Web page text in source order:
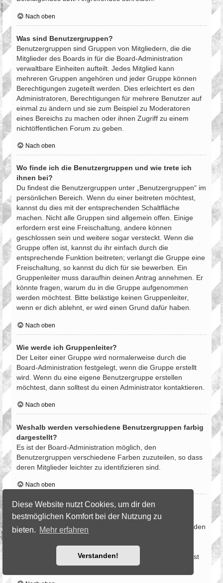
Diese Website nutzt Cookies, um dir den
bestmöglichen Komfort bei der Nutzung zu
bieten. Mehr erfahren
Verstanden!
Nach oben
Was sind Benutzergruppen?
Benutzergruppen sind Gruppen von Mitgliedern, die die
Mitglieder des Boards in für die Board-Administration
verwaltbare Einheiten aufteilt. Jedes Mitglied kann
mehreren Gruppen angehören und jeder Gruppe können
Berechtigungen zugeteilt werden. Dies erleichtert es den
Administratoren, Berechtigungen für mehrere Benutzer auf
einmal zu ändern und sie zum Beispiel zu Moderatoren
eines Bereichs zu machen oder ihnen Zugriff zu einem
nichtöffentlichen Forum zu geben.
Nach oben
Wo finde ich die Benutzergruppen und wie trete ich
ihnen bei?
Du findest die Benutzergruppen unter „Benutzergruppen“ im
persönlichen Bereich. Wenn du einer beitreten möchtest,
kannst du dies mit der entsprechenden Schaltfläche
machen. Nicht alle Gruppen sind allgemein offen. Einige
erfordern erst eine Freischaltung, andere können
geschlossen sein und weitere sogar versteckt. Wenn die
Gruppe offen ist, kannst du ihr einfach durch die
entsprechende Funktion beitreten; verlangt die Gruppe eine
Freischaltung, so kannst du dich für sie bewerben. Ein
Gruppenleiter muss daraufhin deinen Antrag annehmen. Er
könnte fragen, warum du in die Gruppe aufgenommen
werden möchtest. Bitte belästige keinen Gruppenleiter,
wenn er dich ablehnt, er wird einen Grund dafür haben.
Nach oben
Wie werde ich Gruppenleiter?
Der Leiter einer Gruppe wird normalerweise durch die
Board-Administration festgelegt, wenn die Gruppe erstellt
wird. Wenn du eine eigene Benutzergruppe erstellen
möchtest, dann solltest du einen Administrator kontaktieren.
Nach oben
Weshalb werden verschiedene Benutzergruppen farbig
dargestellt?
Es ist der Board-Administration möglich, den
Benutzergruppen verschiedene Farben zuzuteilen, so dass
deren Mitglieder leichter zu identifizieren sind.
Nach oben
Was ist eine Hauptgruppe?
Wenn du Mitglied in mehr als einer Benutzergruppe bist,
dient die Hauptgruppe dazu, deine Gruppenfarbe sowie den
festzulegen. Ein Administrator kann dir die Berechtigung
geben, deine Hauptgruppe im persönlichen Bereich selbst